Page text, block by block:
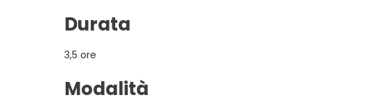
Durata
3,5 ore
Modalità